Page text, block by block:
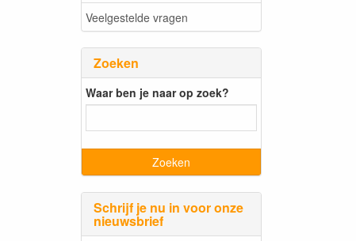
Veelgestelde vragen
Zoeken
Waar ben je naar op zoek?
Schrijf je nu in voor onze
nieuwsbrief